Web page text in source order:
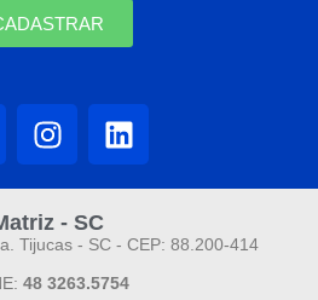
- SC
Tijucas - SC - CEP: 88.200-414
48 3263.5754